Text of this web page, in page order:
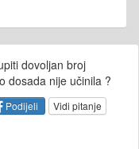
dovoljan broj
dosada nije učinila ?
Podijeli Vidi pitanje